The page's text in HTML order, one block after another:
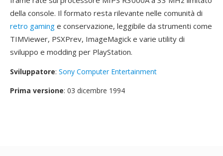
della console. Il formato resta rilevante nelle comunità di
retro gaming e conservazione, leggibile da strumenti come
TIMViewer, PSXPrev, ImageMagick e varie utility di
sviluppo e modding per PlayStation.
Sviluppatore: Sony Computer Entertainment
Prima versione: 03 dicembre 1994